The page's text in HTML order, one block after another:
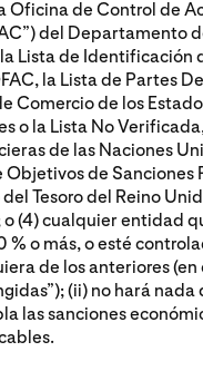
Oficina de Control de
del Departamento
Lista de Identificación
la Lista de Partes
Comercio de los
o la Lista No
de las Naciones
de Sanciones
Tesoro del Reino
(4) cualquier entidad
% o más, o esté
de los anteriores
(ii) no hará nada
las sanciones